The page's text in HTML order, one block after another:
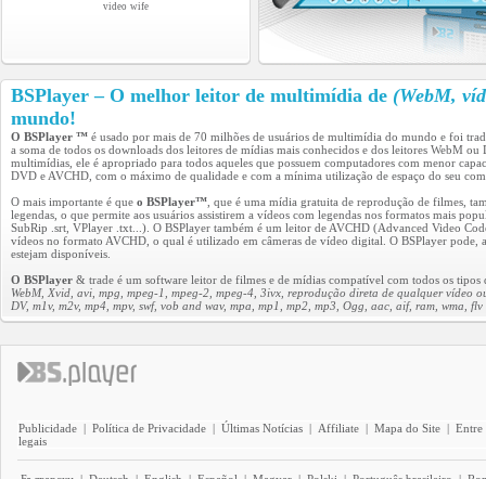
video wife
BSPlayer – O melhor leitor de multimídia de (WebM,
mundo!
O BSPlayer ™ é usado por mais de 70 milhões de usuários de multimídia do mundo e foi
a soma de todos os downloads dos leitores de mídias mais conhecidos e dos leitores WebM
multimídias, ele é apropriado para todos aqueles que possuem computadores com menor
DVD e AVCHD, com o máximo de qualidade e com a mínima utilização de espaço do seu
O mais importante é que o BSPlayer™ , que é uma mídia gratuita de reprodução de filmes,
legendas, o que permite aos usuários assistirem a vídeos com legendas nos formatos mais
SubRip .srt, VPlayer .txt...). O BSPlayer também é um leitor de AVCHD (Advanced Video
vídeos no formato AVCHD, o qual é utilizado em câmeras de vídeo digital. O BSPlayer pode,
estejam disponíveis.
O BSPlayer & trade é um software leitor de filmes e de mídias compatível com todos os
WebM, Xvid, avi, mpg, mpeg-1, mpeg-2, mpeg-4, 3ivx, reprodução direta de qualquer vídeo
DV, m1v, m2v, mp4, mpv, swf, vob and wav, mpa, mp1, mp2, mp3, Ogg, aac, aif, ram, wma,
Publicidade | Política de Privacidade | Últimas Notícias | Affiliate | Mapa do Site | Entre
legais